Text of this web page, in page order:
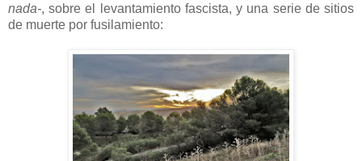
nada-, sobre el levantamiento fascista, y una serie de sitios
de muerte por fusilamiento: